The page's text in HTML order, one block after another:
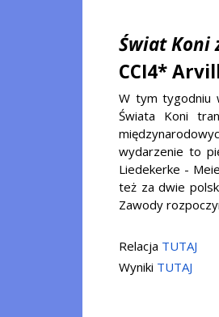
Świat Koni
CCI4*
W tym tygodniu
Świata Koni
wydarzenie to
Liedekerke -
też za dwie
Zawody
Relacja TUTAJ
Wyniki TUTAJ